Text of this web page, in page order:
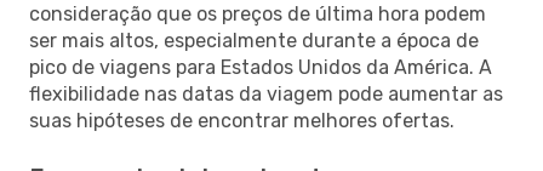
consideração que os preços de última hora podem
ser mais altos, especialmente durante a época de
pico de viagens para Estados Unidos da América. A
flexibilidade nas datas da viagem pode aumentar as
suas hipóteses de encontrar melhores ofertas.